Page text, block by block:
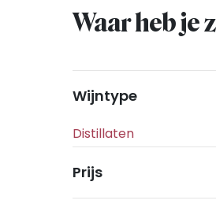
Waar heb je
Wijntype
Prijs